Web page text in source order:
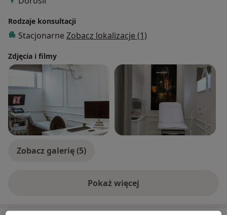
Rodzaje konsultacji
Stacjonarne Zobacz lokalizacje (1)
Zdjęcia i filmy
Zobacz galerię (5)
Pokaż więcejo doświadczeniu